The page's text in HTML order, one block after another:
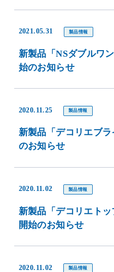
2021.05.31 製品情報
新製品「NSダブルワ
始のお知らせ
2020.11.25 製品情報
新製品「デコリエブ
のお知らせ
2020.11.02 製品情報
新製品「デコリエト
開始のお知らせ
2020.11.02 製品情報